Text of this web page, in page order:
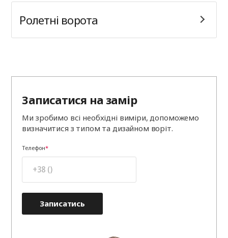
Ролетні ворота
Записатися на замір
Ми зробимо всі необхідні виміри, допоможемо
визначитися з типом та дизайном воріт.
Телефон
Записатись